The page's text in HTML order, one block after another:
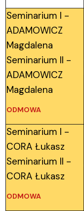
Seminarium I -
ADAMOWICZ
Magdalena
Seminarium II -
ADAMOWICZ
Magdalena
ODMOWA
Seminarium I -
CORA Łukasz
Seminarium II -
CORA Łukasz
ODMOWA